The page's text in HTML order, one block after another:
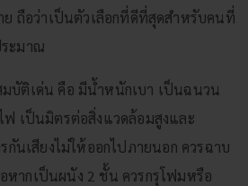
ย ถือว่าเป็นตัวเลือกที่ดีที่สุดสำหรับคนที่
ะมาณ
บัติเด่น คือ มีน้ำหนักเบา เป็นฉนวน
เป็นมิตรต่อสิ่งแวดล้อมสูงและ
กันเสียงไม่ให้ออกไปภายนอก ควรฉาบ
ากเป็นผนัง 2 ชั้น ควรกรุโฟมหรือ